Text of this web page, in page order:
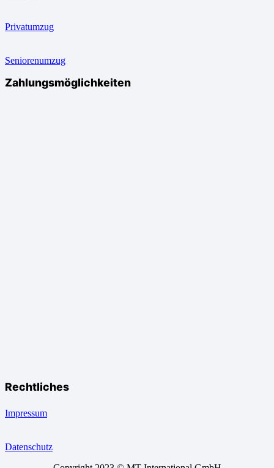
Privatumzug
Seniorenumzug
Zahlungsmöglichkeiten
Rechtliches
Impressum
Datenschutz